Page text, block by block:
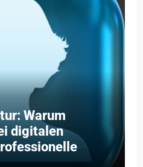
Warum
digitalen